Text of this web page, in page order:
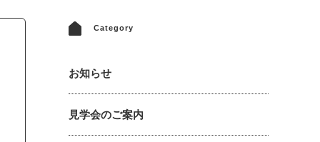
Category
お知らせ
見学会のご案内